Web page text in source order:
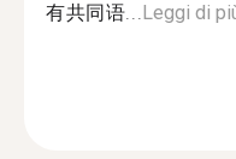
有共同语...Leggi di